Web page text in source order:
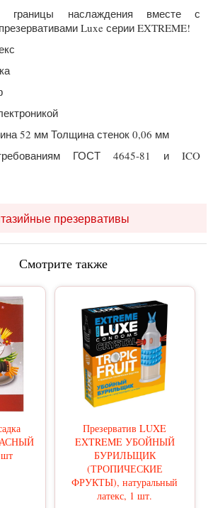
границы наслаждения вместе с
Luxe серии EXTREME!
52 мм Толщина стенок 0,06 мм
ГОСТ 4645-81 и ICO
презервативы
Смотрите также
Презерватив LUXE
EXTREME УБОЙНЫЙ
БУРИЛЬЩИК
(ТРОПИЧЕСКИЕ
ФРУКТЫ), натуральный
латекс, 1 шт.